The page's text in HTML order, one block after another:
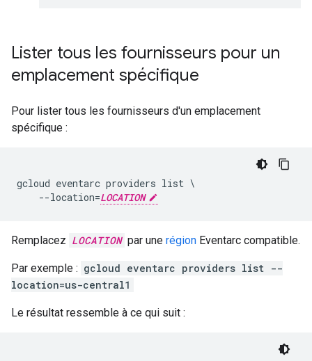
Lister tous les fournisseurs pour un
emplacement spécifique
Pour lister tous les fournisseurs d'un emplacement
spécifique :
gcloud eventarc providers list \
    --location=
LOCATION
Remplacez LOCATION par une région Eventarc compatible.
Par exemple : gcloud eventarc providers list --
location=us-central1
Le résultat ressemble à ce qui suit :